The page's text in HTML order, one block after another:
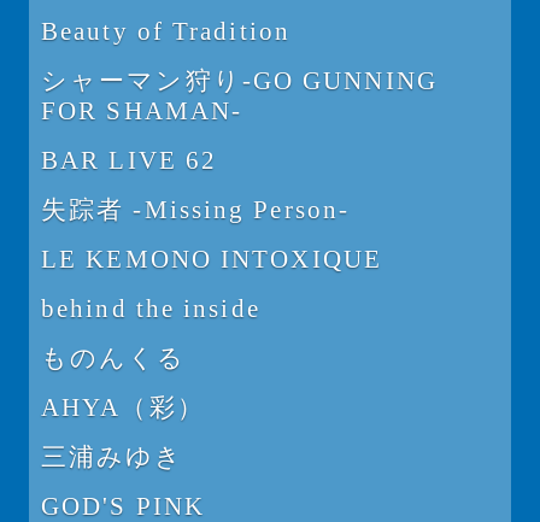
Beauty of Tradition
シャーマン狩り -GO GUNNING
FOR SHAMAN-
BAR LIVE 62
失踪者 -Missing Person-
LE KEMONO INTOXIQUE
behind the inside
ものんくる
AHYA（彩）
三浦みゆき
GOD'S PINK